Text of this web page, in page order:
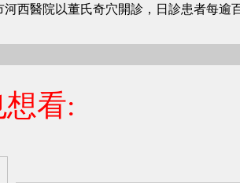
河西醫院以董氏奇穴開診，日診患者每
看: